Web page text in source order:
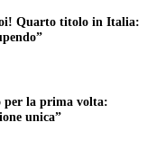
Quarto titolo in Italia:
giocare qui è stupendo”
per la prima volta:
unica”